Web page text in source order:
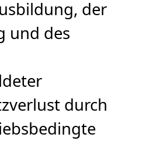
der
und des
durch